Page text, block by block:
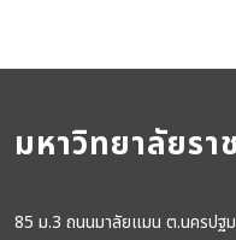
มหาวิทยาลัยร
85 ม.3 ถนนมาลัยแมน ต.นครปฐม